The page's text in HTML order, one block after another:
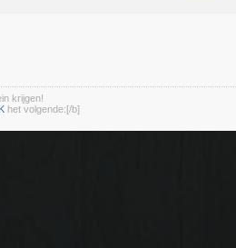
krijgen!
het volgende:[/b]